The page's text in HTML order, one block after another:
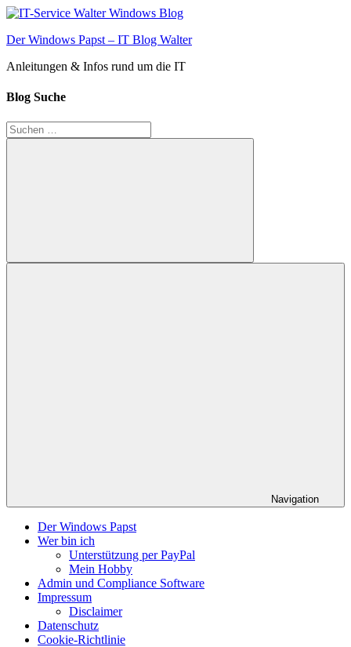
Zum
springen
Der Windows Papst – IT Blog Walter
Anleitungen & Infos rund um die IT
Blog Suche
Suchen
nach:
Suchen
Navigation
Der Windows Papst
Wer bin ich
Unterstützung per PayPal
Mein Hobby
Admin und Compliance Software
Impressum
Disclaimer
Datenschutz
Cookie-Richtlinie